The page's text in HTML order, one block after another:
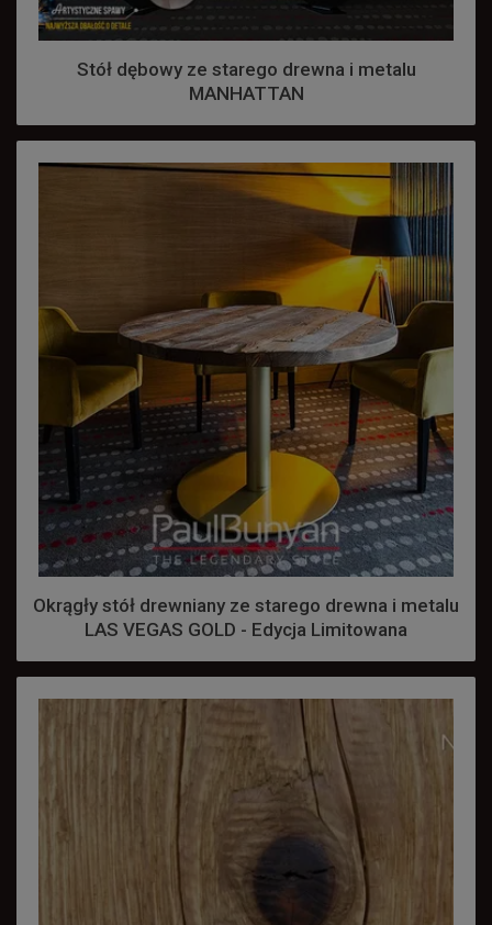
Stół dębowy ze starego drewna i metalu
MANHATTAN
Okrągły stół drewniany ze starego drewna i metalu
LAS VEGAS GOLD - Edycja Limitowana